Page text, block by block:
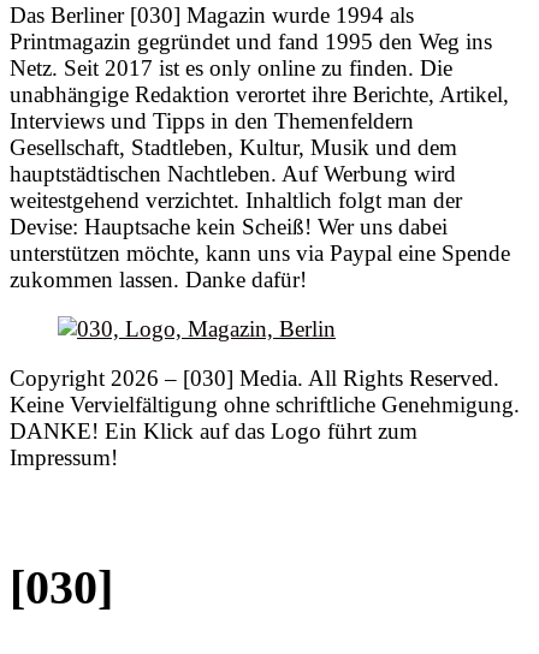
Das Berliner [030] Magazin wurde 1994 als
Printmagazin gegründet und fand 1995 den Weg ins
Netz. Seit 2017 ist es only online zu finden. Die
unabhängige Redaktion verortet ihre Berichte, Artikel,
Interviews und Tipps in den Themenfeldern
Gesellschaft, Stadtleben, Kultur, Musik und dem
hauptstädtischen Nachtleben. Auf Werbung wird
weitestgehend verzichtet. Inhaltlich folgt man der
Devise: Hauptsache kein Scheiß! Wer uns dabei
unterstützen möchte, kann uns via Paypal eine Spende
zukommen lassen. Danke dafür!
Copyright 2026 – [030] Media. All Rights Reserved.
Keine Vervielfältigung ohne schriftliche Genehmigung.
DANKE! Ein Klick auf das Logo führt zum
Impressum!
[030]